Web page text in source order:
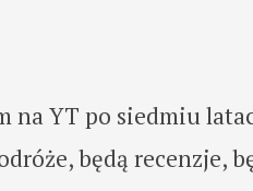
na YT po siedmiu
będą recenzje,